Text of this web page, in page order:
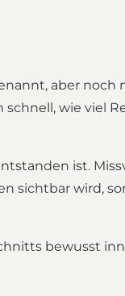
aber noch
wie viel
ist.
sichtbar wird,
bewusst